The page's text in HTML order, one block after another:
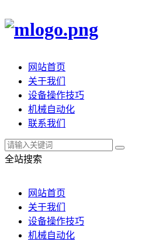
网站首页
关于我们
设备操作技巧
机械自动化
联系我们
全站搜索
网站首页
关于我们
设备操作技巧
机械自动化